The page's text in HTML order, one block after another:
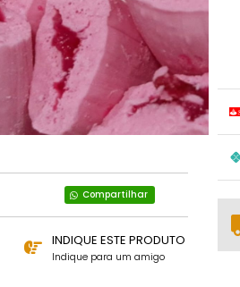
Compartilhar
INDIQUE ESTE PRODUTO
Indique para um amigo